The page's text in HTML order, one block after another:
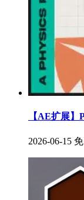
【AE扩展】
2026-06-15